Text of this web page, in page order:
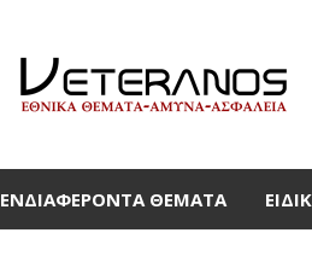
ΕΝΔΙΑΦΈΡΟΝΤΑ ΘΈΜΑΤΑ